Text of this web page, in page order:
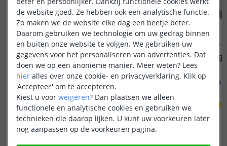
4M - compleet zwart profiel
Opbouw - smal en laag
(5 reviews)
OP VOORRAAD 46,95
4M -
Inbouw -
de website goed. Ze hebben ook een analytische functie.
Zo maken we de website elke dag een beetje beter.
Daarom gebruiken we technologie om uw gedrag binnen
en buiten onze website te volgen. We gebruiken uw
gegevens voor het personaliseren van advertenties. Dat
doen we op een anonieme manier. Meer weten? Lees
hier alles over onze cookie- en privacyverklaring. Klik op
'Accepteer' om te accepteren.
Kiest u voor weigeren? Dan plaatsen we alleen
functionele en analytische cookies en gebruiken we
technieken die daarop lijken. U kunt uw voorkeuren later
nog aanpassen op de voorkeuren pagina.